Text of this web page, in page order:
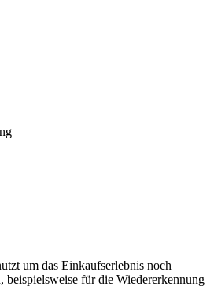
um das Einkaufserlebnis noch
beispielsweise für die Wiedererkennung